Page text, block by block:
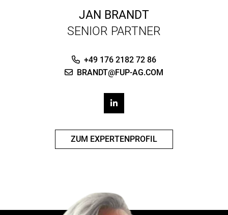
JAN BRANDT
SENIOR PARTNER
+49 176 2182 72 86
BRANDT@FUP-AG.COM
ZUM EXPERTENPROFIL